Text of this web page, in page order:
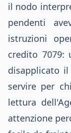
il nodo
pendenti
istruzioni
credito 7079:
disapplicato
servire per
lettura
attenzione